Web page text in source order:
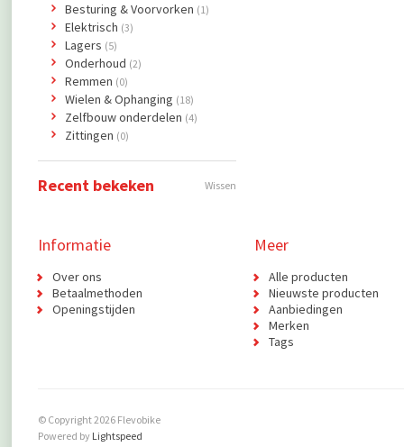
Besturing & Voorvorken (1)
Elektrisch (3)
Lagers (5)
Onderhoud (2)
Remmen (0)
Wielen & Ophanging (18)
Zelfbouw onderdelen (4)
Zittingen (0)
Recent bekeken Wissen
Informatie
Over ons
Betaalmethoden
Openingstijden
Meer
Alle producten
Nieuwste producten
Aanbiedingen
Merken
Tags
© Copyright 2026 Flevobike
Powered by Lightspeed